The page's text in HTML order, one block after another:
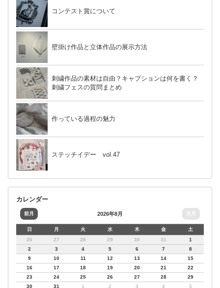
コンテスト賞について
壁掛け作品と立体作品の展示方法
刺繍作品の素材は自由？キャプションは何を書く？
刺繍フェスの質問まとめ
作っている過程の魅力
ステッチイデー vol.47
カレンダー
前月 2026年8月 次月
日 月 火 水 木 金
土
26
27 28 29 30 31
1
2
3 4 5 6 7
8
9
10 11 12 13 14
15
16
17 18 19 20 21
22
23
24 25 26 27 28
29
30
31 1 2 3 4 5